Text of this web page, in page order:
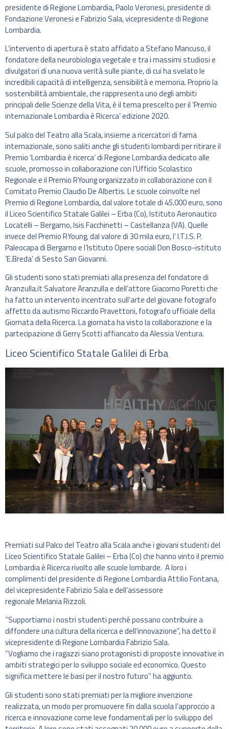
presidente di Regione Lombardia, Paolo Veronesi, presidente di
Fondazione Veronesi e Fabrizio Sala, vicepresidente di Regione
Lombardia.
L’intervento di apertura è stato affidato a Stefano Mancuso, il
fondatore della neurobiologia vegetale e tra i massimi studiosi e
divulgatori di una nuova verità sulle piante, di cui ha svelato le
incredibili capacità di intelligenza, sensibilità e memoria. Proprio la
sostenibilità ambientale, che rappresenta uno degli ambiti
principali delle Scienze della Vita, è il tema prescelto per il ‘Premio
internazionale Lombardia è Ricerca’ edizione 2020.
Sul palco del Teatro alla Scala, insieme a ricercatori di fama
internazionale, sono saliti anche gli studenti lombardi per ritirare il
Premio ‘Lombardia è ricerca’ di Regione Lombardia dedicato alle
scuole, promosso in collaborazione con l’Ufficio Scolastico
Regionale e il Premio RYoung organizzato in collaborazione con il
Comitato Premio Claudio De Albertis. Le scuole coinvolte nel
Premio di Regione Lombardia, dal valore totale di 45.000 euro, sono
il Liceo Scientifico Statale Galilei – Erba (Co), Istituto Aeronautico
Locatelli – Bergamo, Isis Facchinetti – Castellanza (VA). Quelle
invece del Premio RYoung, dal valore di 30 mila euro, l’ I.T.I.S. P.
Paleocapa di Bergamo e l’Istituto Opere sociali Don Bosco-istituto
‘E.Breda’ di Sesto San Giovanni.
Gli studenti sono stati premiati alla presenza del fondatore di
Aranzulla.it Salvatore Aranzulla e dell’attore Giacomo Poretti che
ha fatto un intervento incentrato sull’arte del giovane fotografo
affetto da autismo Riccardo Pravettoni, fotografo ufficiale della
Giornata della Ricerca. La giornata ha visto la collaborazione e la
partecipazione di Gerry Scotti affiancato da Alessia Ventura.
Liceo Scientifico Statale Galilei di Erba
Premiati sul Palco del Teatro alla Scala anche i giovani studenti del
Liceo Scientifico Statale Galilei – Erba (Co) che hanno vinto il premio
Lombardia è Ricerca rivolto alle scuole lombarde. A loro i
complimenti del presidente di Regione Lombardia Attilio Fontana,
del vicepresidente Fabrizio Sala e dell’assessore
regionale Melania Rizzoli.
“Supportiamo i nostri studenti perché possano contribuire a
diffondere una cultura della ricerca e dell’innovazione”, ha detto il
vicepresidente di Regione Lombardia Fabrizio Sala.
“Vogliamo che i ragazzi siano protagonisti di proposte innovative in
ambiti strategici per lo sviluppo sociale ed economico. Questo
significa mettere le basi per il nostro futuro” ha aggiunto.
Gli studenti sono stati premiati per la migliore invenzione
realizzata, un modo per promuovere fin dalla scuola l’approccio a
ricerca e innovazione come leve fondamentali per lo sviluppo del